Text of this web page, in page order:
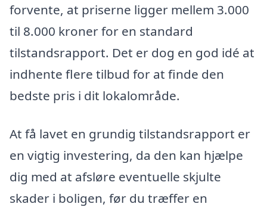
forvente, at priserne ligger mellem 3.000
til 8.000 kroner for en standard
tilstandsrapport. Det er dog en god idé at
indhente flere tilbud for at finde den
bedste pris i dit lokalområde.
At få lavet en grundig tilstandsrapport er
en vigtig investering, da den kan hjælpe
dig med at afsløre eventuelle skjulte
skader i boligen, før du træffer en